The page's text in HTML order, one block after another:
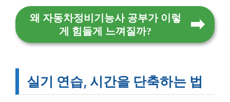
왜 자동차정비기능사 공부가 이렇
게 힘들게 느껴질까?
실기 연습, 시간을 단축하는 법